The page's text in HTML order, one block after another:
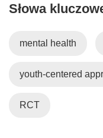
Słowa
mental health
youth-centered
RCT